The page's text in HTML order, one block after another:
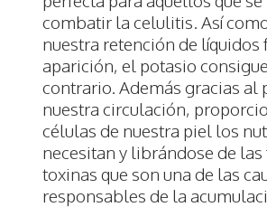
combatir la celulitis. Así
nuestra retención de líquidos
aparición, el potasio
contrario. Además gracias al
nuestra circulación,
células de nuestra piel los
necesitan y librándose de las
toxinas que son una de las
responsables de la